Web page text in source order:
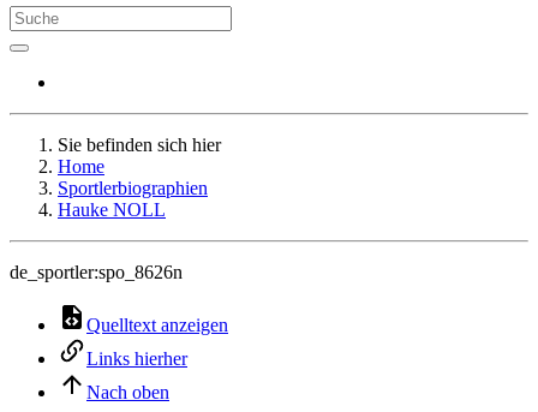
Sie befinden sich hier
Home
Sportlerbiographien
Hauke NOLL
de_sportler:spo_8626n
Quelltext anzeigen
Links hierher
Nach oben